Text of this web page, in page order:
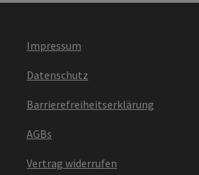
Impressum
Datenschutz
Barrierefreiheitserklärung
AGBs
Vertrag widerrufen